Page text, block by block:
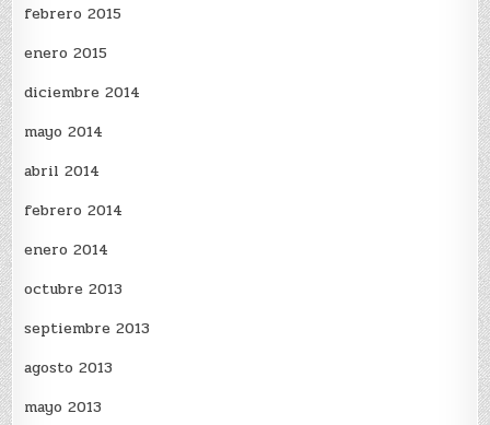
febrero 2015
enero 2015
diciembre 2014
mayo 2014
abril 2014
febrero 2014
enero 2014
octubre 2013
septiembre 2013
agosto 2013
mayo 2013